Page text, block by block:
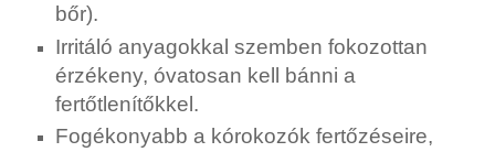
bőr).
Irritáló anyagokkal szemben fokozottan
érzékeny, óvatosan kell bánni a
fertőtlenítőkkel.
Fogékonyabb a kórokozók fertőzéseire,